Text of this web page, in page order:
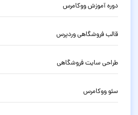
دوره آموزش ووکامرس
قالب فروشگاهی وردپرس
طراحی سایت فروشگاهی
سئو ووکامرس